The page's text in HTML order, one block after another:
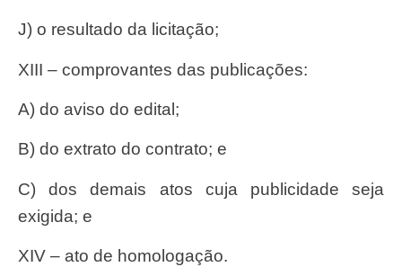
j) o resultado da licitação;
XIII – comprovantes das publicações:
a) do aviso do edital;
b) do extrato do contrato; e
c) dos demais atos cuja publicidade seja
exigida; e
XIV – ato de homologação.